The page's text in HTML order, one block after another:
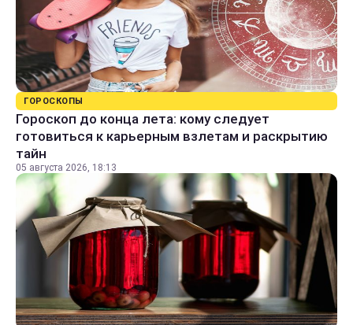
ГОРОСКОПЫ
Гороскоп до конца лета: кому следует
готовиться к карьерным взлетам и раскрытию
тайн
05 августа 2026, 18:13